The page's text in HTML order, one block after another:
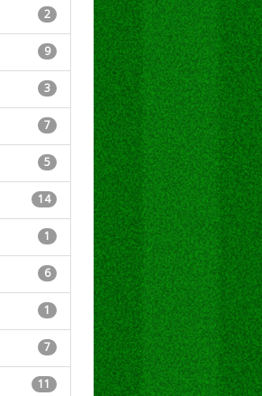
2
9
3
7
5
14
1
6
1
7
11